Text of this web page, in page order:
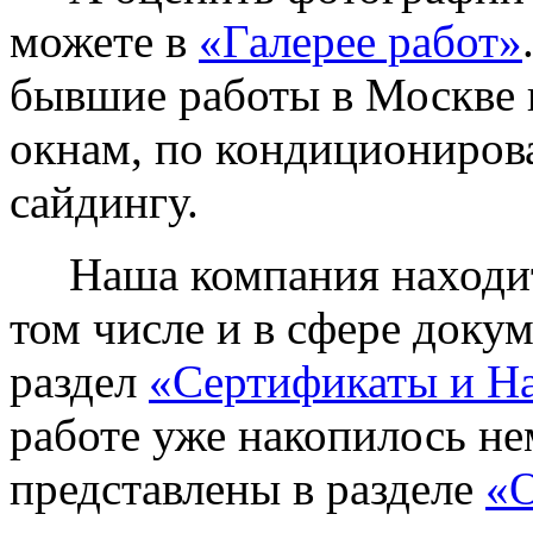
можете в «Галерее работ»
бывшие работы в Москве
окнам, по
сайдингу.
Наша компания
том числе и в сфере
раздел «Сертификаты и
работе уже накопилось
представлены в разделе